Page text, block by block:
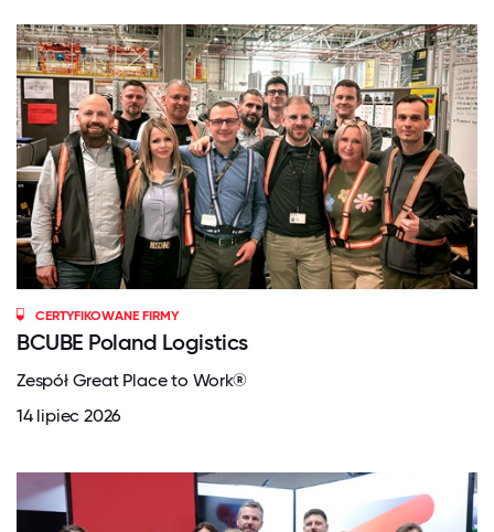
CERTYFIKOWANE FIRMY
BCUBE Poland Logistics
Zespół Great Place to Work®
14 lipiec 2026